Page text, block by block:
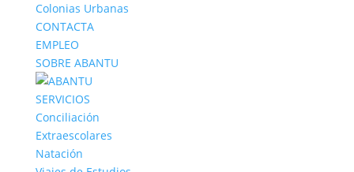
Colonias Urbanas
CONTACTA
EMPLEO
SOBRE ABANTU
SERVICIOS
Conciliación
Extraescolares
Natación